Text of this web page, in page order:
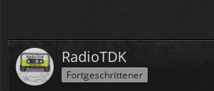
RadioTDK
Fortgeschrittener